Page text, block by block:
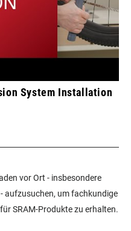
System Installation
vor Ort - insbesondere
aufzusuchen, um fachkundige
SRAM-Produkte zu erhalten.